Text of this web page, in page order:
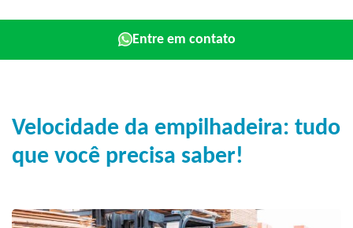
Entre em contato
Velocidade da empilhadeira: tudo
que você precisa saber!